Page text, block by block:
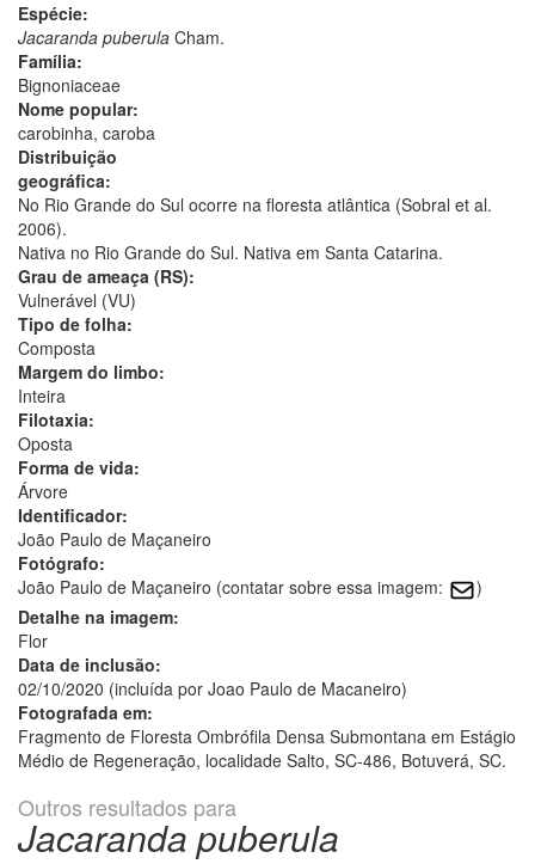
Espécie:
Jacaranda puberula Cham.
Família:
Bignoniaceae
Nome popular:
carobinha, caroba
Distribuição
geográfica:
No Rio Grande do Sul ocorre na floresta atlântica (Sobral et al.
2006).
Nativa no Rio Grande do Sul. Nativa em Santa Catarina.
Grau de ameaça (RS):
Vulnerável (VU)
Tipo de folha:
Composta
Margem do limbo:
Inteira
Filotaxia:
Oposta
Forma de vida:
Árvore
Identificador:
João Paulo de Maçaneiro
Fotógrafo:
João Paulo de Maçaneiro (contatar sobre essa imagem:
)
Detalhe na imagem:
Flor
Data de inclusão:
02/10/2020 (incluída por Joao Paulo de Macaneiro)
Fotografada em:
Fragmento de Floresta Ombrófila Densa Submontana em Estágio
Médio de Regeneração, localidade Salto, SC-486, Botuverá, SC.
Outros resultados para
Jacaranda puberula